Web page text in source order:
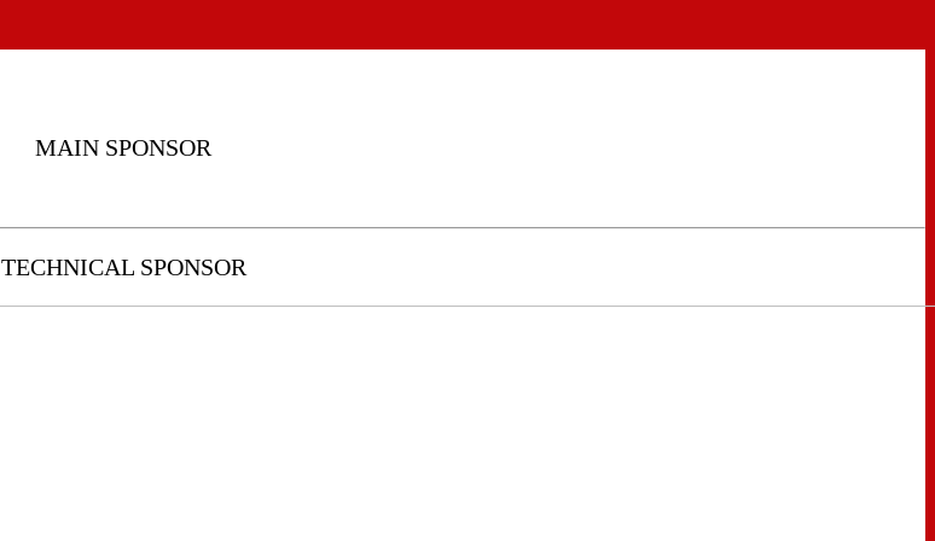
MAIN SPONSOR
TECHNICAL SPONSOR